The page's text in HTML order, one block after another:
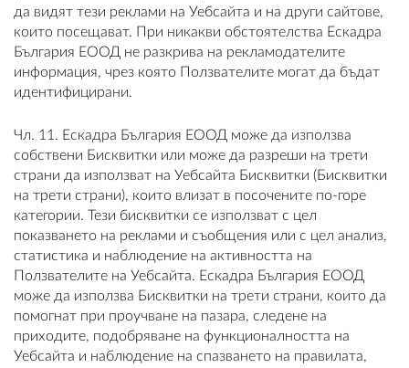
да видят тези реклами на Уебсайта и на други сайтове,
които посещават. При никакви обстоятелства Ескадра
България ЕООД не разкрива на рекламодателите
информация, чрез която Ползвателите могат да бъдат
идентифицирани.
Чл. 11. Ескадра България ЕООД може да използва
собствени Бисквитки или може да разреши на трети
страни да използват на Уебсайта Бисквитки (Бисквитки
на трети страни), които влизат в посочените по-горе
категории. Тези бисквитки се използват с цел
показването на реклами и съобщения или с цел анализ,
статистика и наблюдение на активността на
Ползвателите на Уебсайта. Ескадра България ЕООД
може да използва Бисквитки на трети страни, които да
помогнат при проучване на пазара, следене на
приходите, подобряване на функционалността на
Уебсайта и наблюдение на спазването на правилата,